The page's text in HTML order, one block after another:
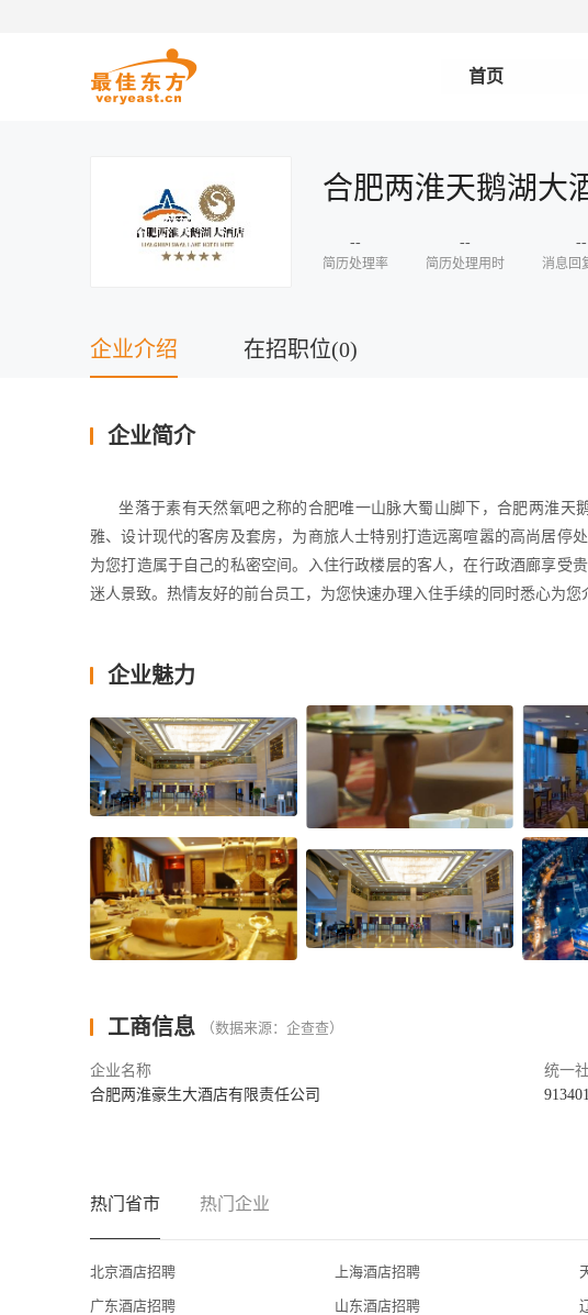
首页
合肥两淮天鹅湖大
--
简历处理率
--
简历处理用时
--
消息回
企业介绍 在招职位(0)
企业简介
坐落于素有天然氧吧之称的合肥唯一山脉大蜀山脚下，合肥两淮天
雅、设计现代的客房及套房，为商旅人士特别打造远离喧嚣的高尚居停
为您打造属于自己的私密空间。入住行政楼层的客人，在行政酒廊享受
迷人景致。热情友好的前台员工，为您快速办理入住手续的同时悉心为您
厨师队伍带您领略两淮阁中餐厅时尚粤菜及正宗徽菜。专业团队为您打造
员工须有相关酒店工作经验，形象气质佳，热爱酒店工作，基础英语
酒店同时向大中专院校在校生提供实习岗位，实习时间不少于6个月。向
请将简历发送至以下联系方式，合则约见。如有任何疑问请与我们联
日常接待面试时间：每周一至周五09:00-17:00，请面试者带齐身份证复印
联系方式：0551-65848388
企业魅力
工商信息 （数据来源：企查查）
企业名称
合肥两淮豪生大酒店有限责任公司
统一
热门省市 热门企业
北京酒店招聘 上海酒店招聘
广东酒店招聘 山东酒店招聘